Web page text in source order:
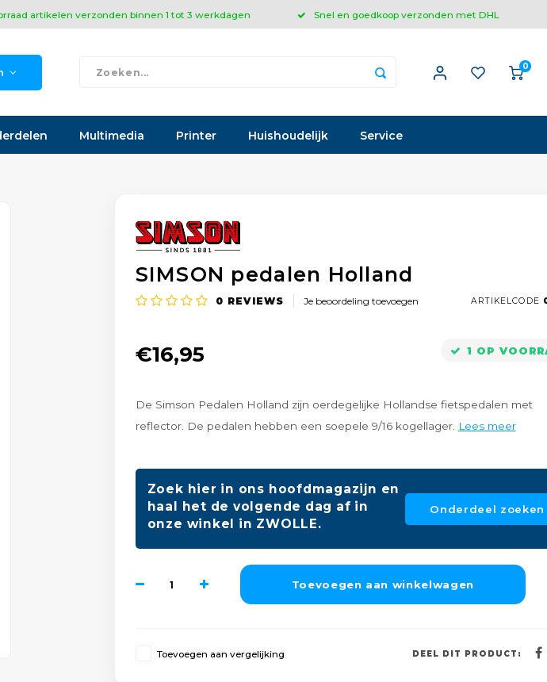
artikelen verzonden binnen 1 tot 3 werkdagen Snel en goedkoop verzonden met DHL
0
Multimedia Printer Huishoudelijk Service
SIMSON pedalen Holland
0 REVIEWS Je beoordeling toevoegen ARTIKELCODE
€16,95 1 OP
De Simson Pedalen Holland zijn oerdegelijke Hollandse fietspedalen met
reflector. De pedalen hebben een soepele 9/16 kogellager. Lees meer
Zoek hier in ons hoofdmagazijn en
haal het de volgende dag af in
onze winkel in ZWOLLE.
Onderdeel zoeken
Toevoegen aan winkelwagen
Toevoegen aan vergelijking DEEL DIT PRODUCT: